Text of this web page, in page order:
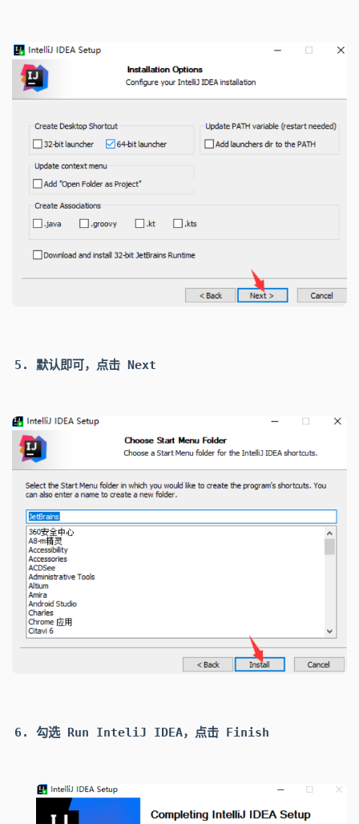
默认即可，点击 Next
勾选 Run InteliJ IDEA，点击 Finish